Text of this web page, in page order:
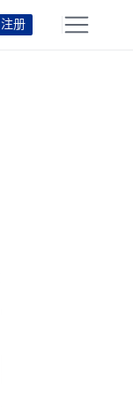
注册